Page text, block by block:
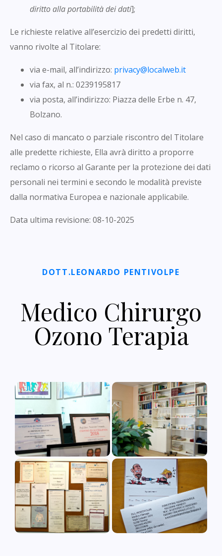
diritto alla portabilità dei dati];
Le richieste relative all’esercizio dei predetti diritti,
vanno rivolte al Titolare:
via e-mail, all’indirizzo: privacy@localweb.it
via fax, al n.: 0239195817
via posta, all’indirizzo: Piazza delle Erbe n. 47,
Bolzano.
Nel caso di mancato o parziale riscontro del Titolare
alle predette richieste, Ella avrà diritto a proporre
reclamo o ricorso al Garante per la protezione dei dati
personali nei termini e secondo le modalità previste
dalla normativa Europea e nazionale applicabile.
Data ultima revisione: 08-10-2025
DOTT.LEONARDO PENTIVOLPE
Medico Chirurgo
Ozono Terapia